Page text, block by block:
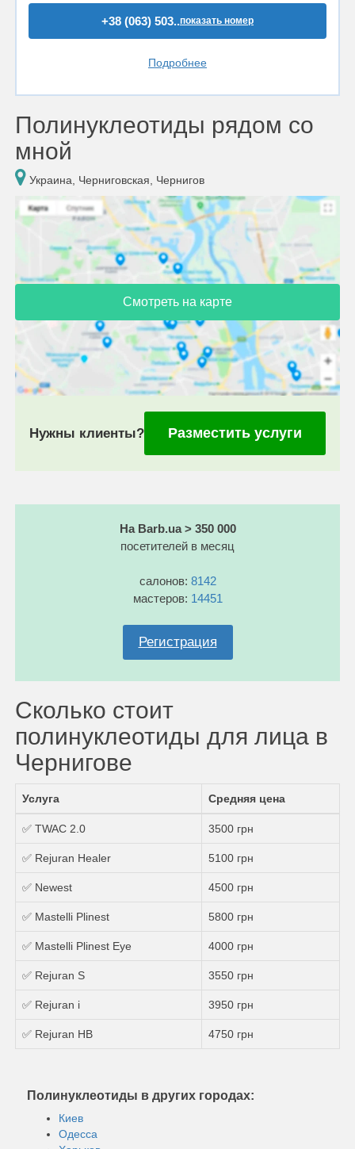
+38 (063) 503..показать номер
Подробнее
Полинуклеотиды рядом со
мной
Украина, Черниговская, Чернигов
Смотреть на карте
Нужны клиенты? Разместить услуги
На Barb.ua > 350 000
посетителей в месяц
салонов: 8142
мастеров: 14451
Регистрация
Сколько стоит
полинуклеотиды для лица в
Чернигове
Услуга Средняя цена
✅ TWAC 2.0 3500 грн
✅ Rejuran Healer 5100 грн
✅ Newest 4500 грн
✅ Mastelli Plinest 5800 грн
✅ Mastelli Plinest Eye 4000 грн
✅ Rejuran S 3550 грн
✅ Rejuran i 3950 грн
✅ Rejuran HB 4750 грн
Полинуклеотиды в других городах:
Киев
Одесса